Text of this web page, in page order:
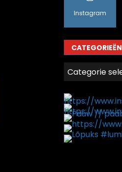
Instagram
CATEGORIEËN
Categorieën